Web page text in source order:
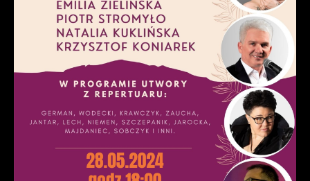
stronach podmiotów trzecich lub firm będących naszymi
partnerami oraz innych dostawców usług. Firmy te działają w
charakterze pośredników prezentujących nasze treści w
postaci wiadomości, ofert, komunikatów mediów
społecznościowych.